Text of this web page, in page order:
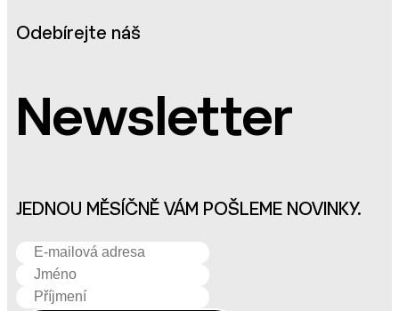
Odebírejte náš
Newsletter
JEDNOU MĚSÍČNĚ VÁM POŠLEME NOVINKY.